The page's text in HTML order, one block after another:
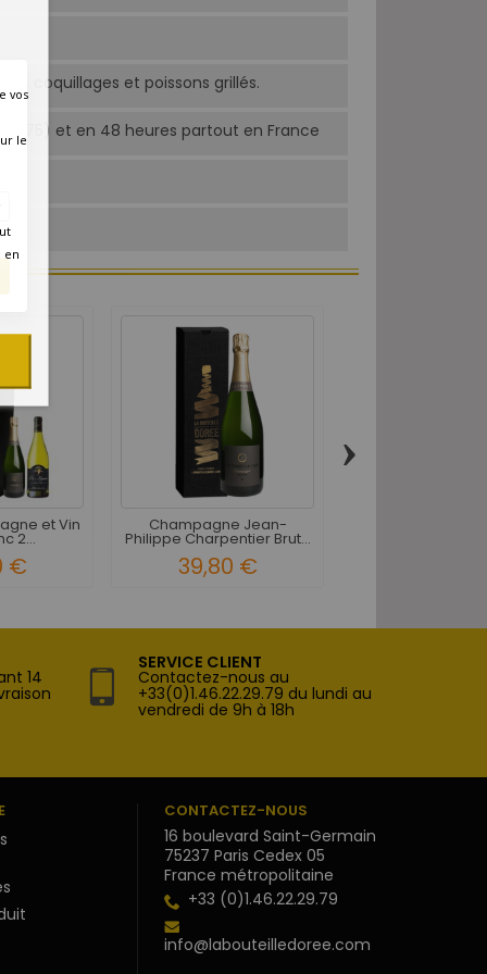
coquillages et poissons grillés.
75) et en 48 heures partout en France
et Vin
2...
€
Champagne Jean-
Philippe Charpentier Brut...
39,80 €
›
14
SERVICE CLIENT
Contactez-nous au
+33(0)1.46.22.29.79 du lundi au
vendredi de 9h à 18h
CONTACTEZ-NOUS
16 boulevard Saint-Germain
75237 Paris Cedex 05
France métropolitaine
+33 (0)1.46.22.29.79
info@labouteilledoree.com
vos
le
en